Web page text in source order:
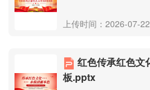
上传时间：2026-07-22
板.pptx